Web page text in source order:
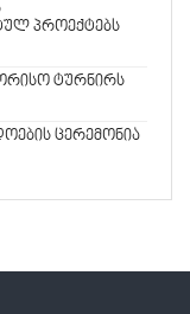
პროექტებს
ტურნირს
ცერემონია